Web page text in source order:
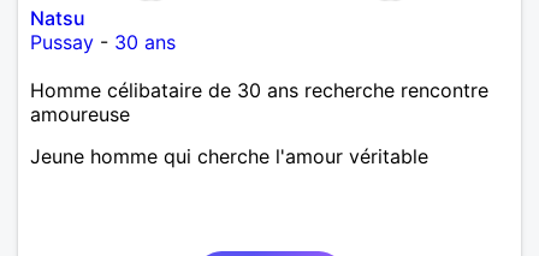
Natsu
Pussay - 30 ans
Homme célibataire de 30 ans recherche rencontre
amoureuse
Jeune homme qui cherche l'amour véritable